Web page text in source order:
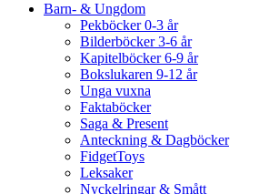
Barn- & Ungdom
Pekböcker 0-3 år
Bilderböcker 3-6 år
Kapitelböcker 6-9 år
Bokslukaren 9-12 år
Unga vuxna
Faktaböcker
Saga & Present
Anteckning & Dagböcker
FidgetToys
Leksaker
Nyckelringar & Smått